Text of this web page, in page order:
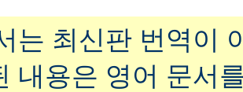
는 최신판 번역이
내용은 영어 문서